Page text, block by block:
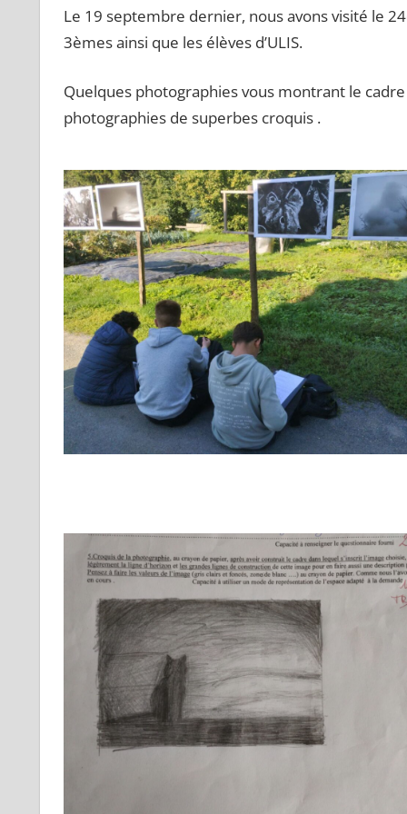
Le 19 septembre dernier, nous avons visité le
3èmes ainsi que les élèves d’ULIS.
Quelques photographies vous montrant le
photographies de superbes croquis .